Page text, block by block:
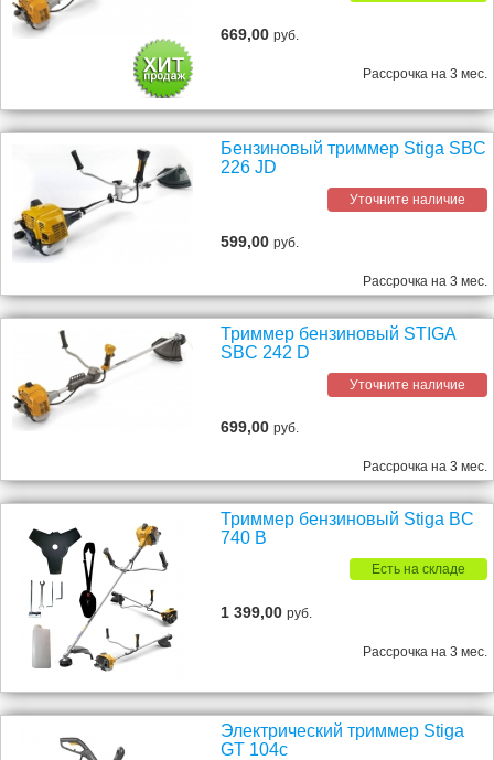
669,00руб.
Рассрочка на 3 мес.
Бензиновый триммер Stiga SBC
226 JD
Уточните наличие
599,00руб.
Рассрочка на 3 мес.
Триммер бензиновый STIGA
SBC 242 D
Уточните наличие
699,00руб.
Рассрочка на 3 мес.
Триммер бензиновый Stiga BC
740 B
Есть на складе
1 399,00руб.
Рассрочка на 3 мес.
Электрический триммер Stiga
GT 104c